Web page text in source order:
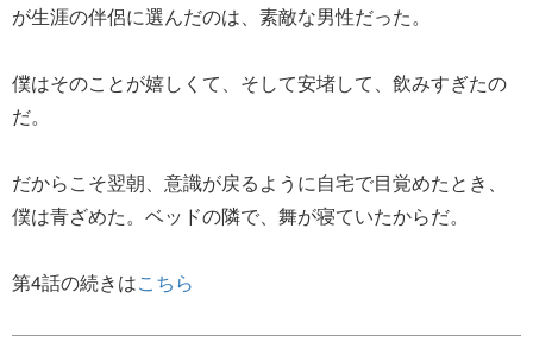
が生涯の伴侶に選んだのは、素敵な男性だった。
僕はそのことが嬉しくて、そして安堵して、飲みすぎたの
だ。
だからこそ翌朝、意識が戻るように自宅で目覚めたとき、
僕は青ざめた。ベッドの隣で、舞が寝ていたからだ。
第4話の続きはこちら